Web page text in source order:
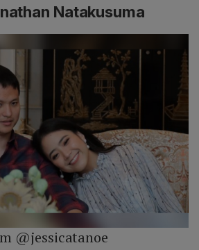
Natakusuma
@jessicatanoe